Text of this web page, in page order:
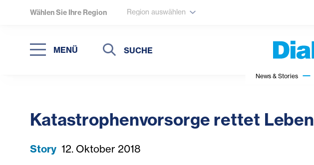
Wählen Sie Ihre Region Region auswählen
MENÜ
Suche
Suche
News & Stories
Katastrophenvorsorge rettet Leben
Story 12. Oktober 2018